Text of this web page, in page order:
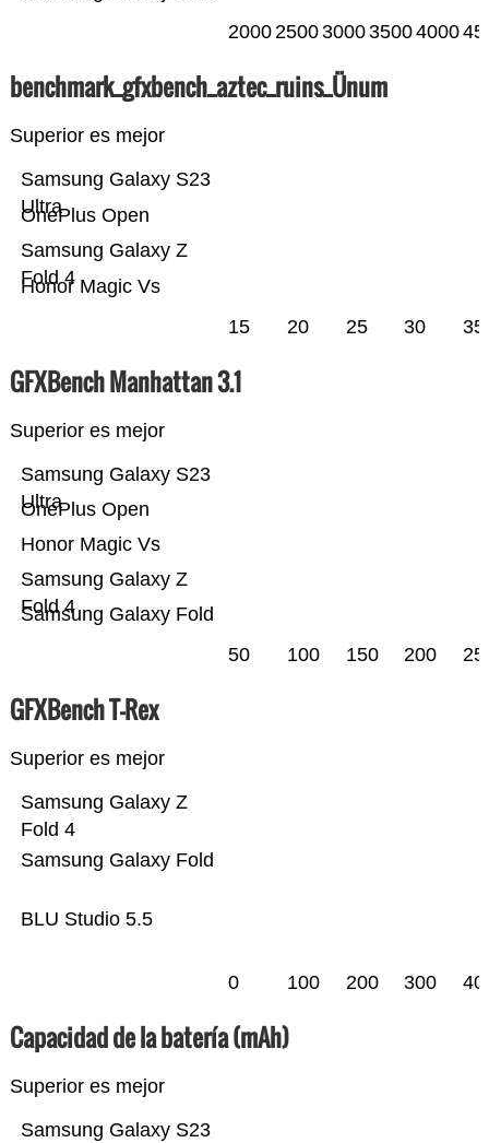
20002500300035004000
benchmark_gfxbench_aztec_ruins_Ünum
Superior es mejor
Honor Magic Vs
Samsung Galaxy Z
Fold 4
OnePlus Open
Samsung Galaxy S23
Ultra
15 20 25 30 35
GFXBench Manhattan 3.1
Superior es mejor
Samsung Galaxy Fold
Samsung Galaxy Z
Fold 4
Honor Magic Vs
OnePlus Open
Samsung Galaxy S23
Ultra
50 100 150 200
GFXBench T-Rex
Superior es mejor
BLU Studio 5.5
Samsung Galaxy Fold
Samsung Galaxy Z
Fold 4
0 100 200 300
Capacidad de la batería (mAh)
Superior es mejor
Samsung Galaxy S23